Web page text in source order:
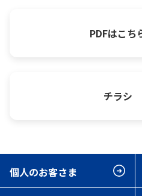
PDFはこち
チラシ
個人のお客さま